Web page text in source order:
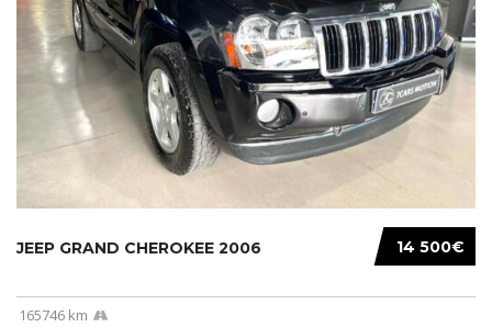
14 500€
JEEP GRAND CHEROKEE 2006
165746 km